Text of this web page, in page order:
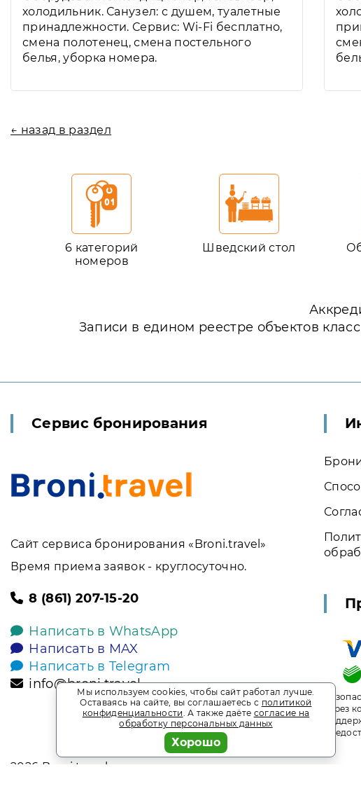
холодильник. Санузел: с душем, туалетные
принадлежности. Сервис: Wi-Fi бесплатно,
смена полотенец, смена постельного
белья, уборка номера.
← назад в раздел
6 категорий
номеров
Шведский стол
Записи в едином реестре объектов
Сервис бронирования
Сайт сервиса бронирования «Broni.travel»
Время приема заявок - круглосуточно.
8 (861) 207-15-20
Написать в WhatsApp
Написать в MAX
Написать в Telegram
info@broni.travel
через
2026 Broni.travel
Мы используем cookies, чтобы сайт работал лучше.
Оставаясь на сайте, вы соглашаетесь с политикой
конфиденциальности. А также даёте согласие на
обработку персональных данных
Хорошо